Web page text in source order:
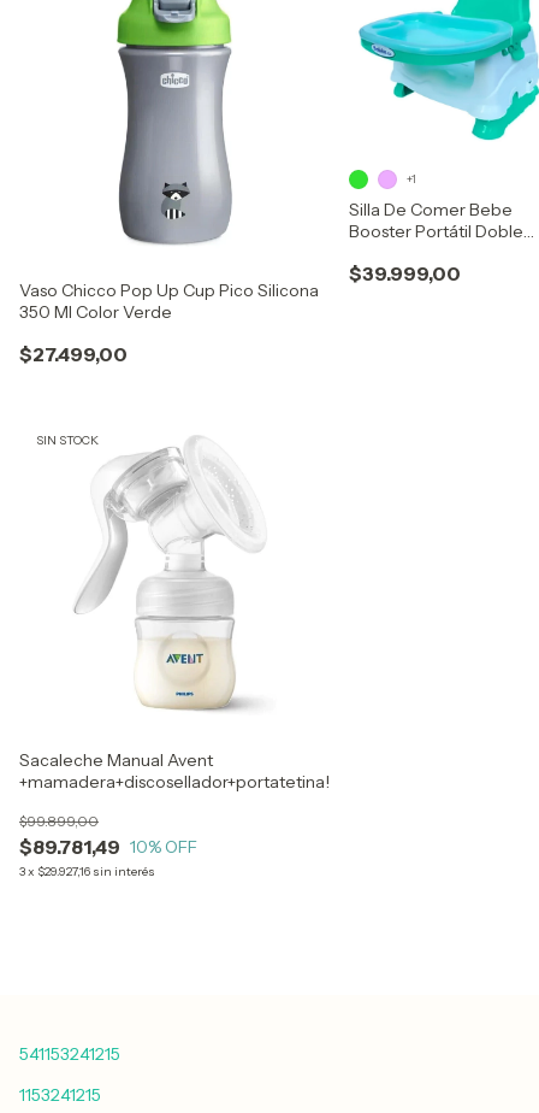
Vaso Chicco Pop Up Cup Pico Silicona
350 Ml Color Verde
$27.499,00
Silla De Comer Bebe
Booster Portátil Doble
$39.999,00
+1
SIN STOCK
Sacaleche Manual Avent
+mamadera+discosellador+portatetina!
$89.781,49
$99.899,00
10% OFF
3x $29.927,16 sin interés
541153241215
1153241215